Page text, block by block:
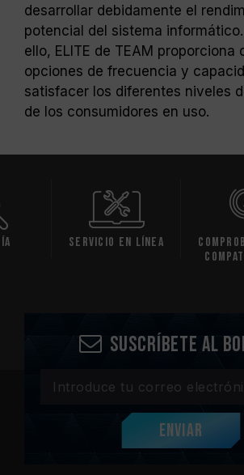
desarrollar debidamente el
potencial del sistema
ello, ELITE de TEAM proporciona
opciones de frecuencia y
satisfacer los diferentes niveles
de los consumidores en uso.
Servicio en línea
Suscríbete al
Enviar